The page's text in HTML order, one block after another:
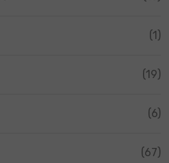
(1)
(19)
(6)
(67)